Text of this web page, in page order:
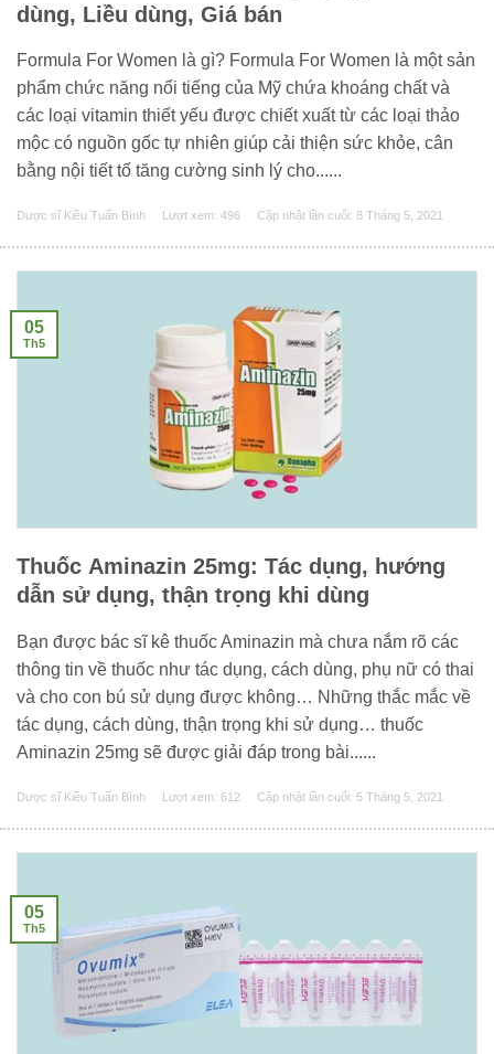
dùng, Liều dùng, Giá bán
Formula For Women là gì? Formula For Women là một sản
phẩm chức năng nổi tiếng của Mỹ chứa khoáng chất và
các loại vitamin thiết yếu được chiết xuất từ các loại thảo
mộc có nguồn gốc tự nhiên giúp cải thiện sức khỏe, cân
bằng nội tiết tố tăng cường sinh lý cho......
Dược sĩ Kiều Tuấn Bình Lượt xem: 496 Cập nhật lần cuối: 8 Tháng 5, 2021
Thuốc Aminazin 25mg: Tác dụng, hướng
dẫn sử dụng, thận trọng khi dùng
Bạn được bác sĩ kê thuốc Aminazin mà chưa nắm rõ các
thông tin về thuốc như tác dụng, cách dùng, phụ nữ có thai
và cho con bú sử dụng được không… Những thắc mắc về
tác dụng, cách dùng, thận trọng khi sử dụng… thuốc
Aminazin 25mg sẽ được giải đáp trong bài......
Dược sĩ Kiều Tuấn Bình Lượt xem: 612 Cập nhật lần cuối: 5 Tháng 5, 2021
05
Th5
05
Th5